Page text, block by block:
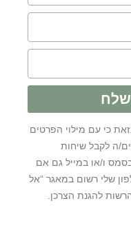
כי עם מילוי הפרטים
ה לקבל שיחות
ו/או במייל גם אם
שלי רשום במאגר “אל
להגנת הצרכן.
שלח